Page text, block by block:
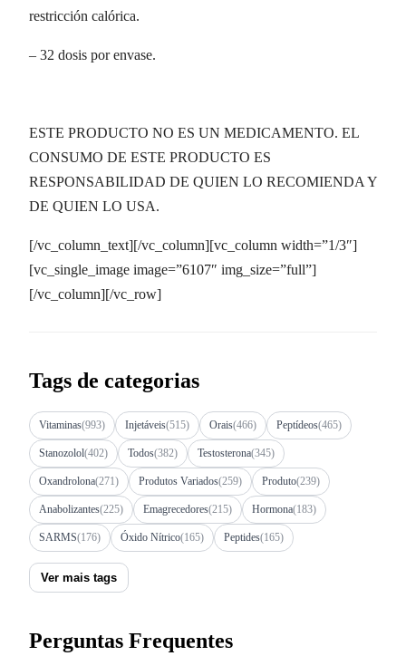
restricción calórica.
– 32 dosis por envase.
ESTE PRODUCTO NO ES UN MEDICAMENTO. EL
CONSUMO DE ESTE PRODUCTO ES
RESPONSABILIDAD DE QUIEN LO RECOMIENDA Y
DE QUIEN LO USA.
[/vc_column_text][/vc_column][vc_column width=”1/3″]
[vc_single_image image=”6107″ img_size=”full”]
[/vc_column][/vc_row]
Tags de categorias
Vitaminas(993) Injetáveis(515) Orais(466) Peptídeos(465)
Stanozolol(402) Todos(382) Testosterona(345)
Oxandrolona(271) Produtos Variados(259) Produto(239)
Anabolizantes(225) Emagrecedores(215) Hormona(183)
SARMS(176) Óxido Nítrico(165) Peptides(165)
Ver mais tags
Perguntas Frequentes